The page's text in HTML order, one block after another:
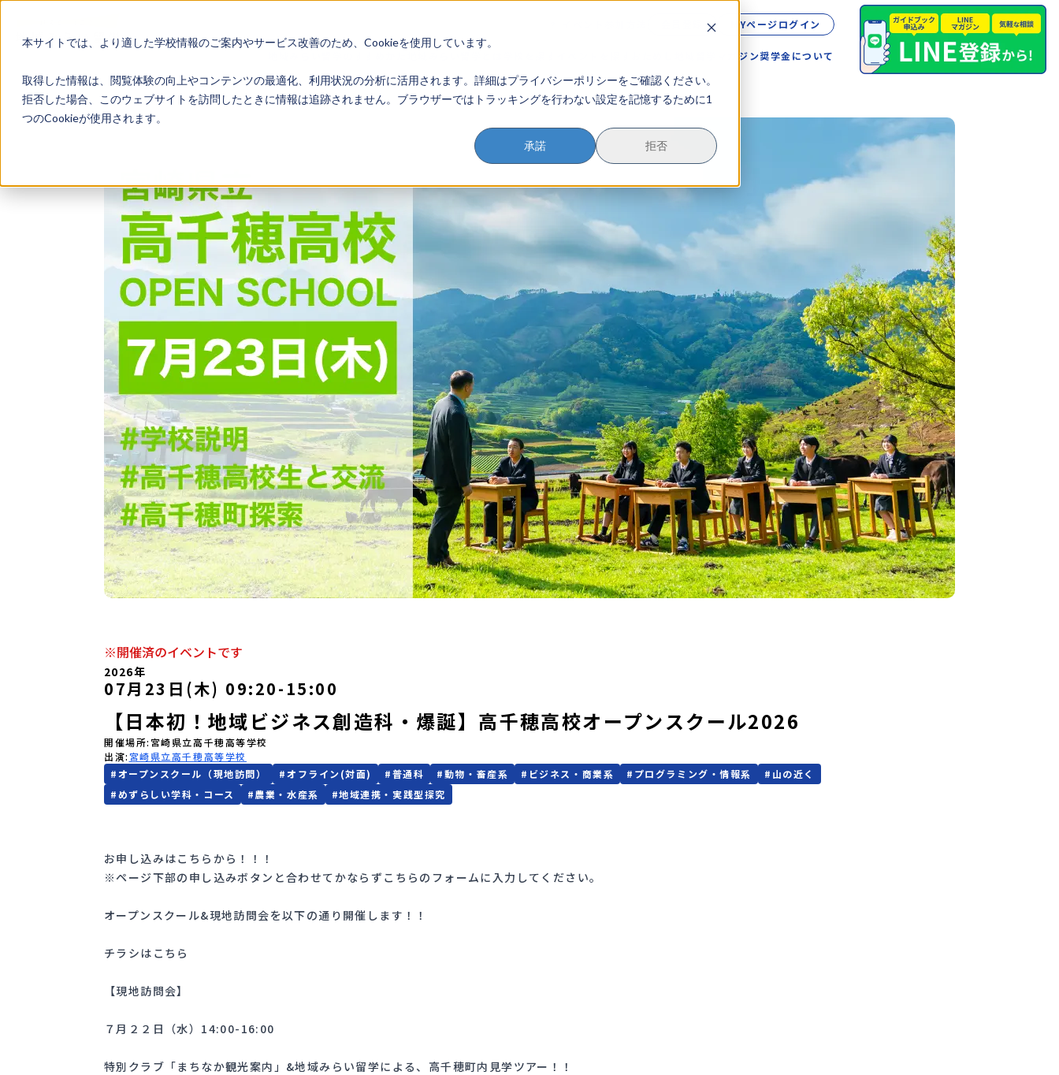
本サイトでは、より適した学校情報のご案内やサービス改善のため、Cookieを使用しています。
取得した情報は、閲覧体験の向上やコンテンツの最適化、利用状況の分析に活用されます。詳細はプライバシーポリシーをご確認ください。
拒否した場合、このウェブサイトを訪問したときに情報は追跡されません。ブラウザーではトラッキングを行わない設定を記憶するために1
つのCookieが使用されます。
承諾 拒否
MYページログイン
マガジン奨学金について
※開催済のイベントです
2026年
07月23日(木) 09:20- 15:00
【日本初！地域ビジネス創造科・爆誕】高千穂高校オープンスクール2026
開催場所 宮崎県立高千穂高等学校
出演 宮崎県立高千穂高等学校
#オープンスクール（現地訪問） #オフライン(対面) #普通科 #動物・畜産系 # ビジネス・商業系 # プログラミング・情報系 # 山の近く
#めずらしい学科・コース #農業・水産系 #地域連携・実践型探究
お申し込みはこちら から！！！
※ページ下部の申し込みボタンと合わせてかならずこちらのフォームに入力してください。
オープンスクール&現地訪問会を以下の通り開催します！！
チラシは こちら
【現地訪問会】
７月２２日（水）14:00-16:00
特別クラブ「まちなか観光案内」&地域みらい留学による、高千穂町内見学ツアー！！